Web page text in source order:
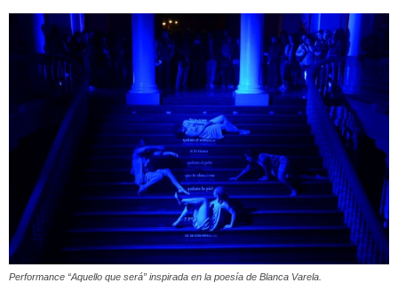
Performance “Aquello que será” inspirada en la poesía de Blanca Varela.